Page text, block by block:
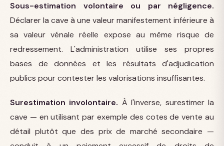
Sous-estimation volontaire ou par négligence.
Déclarer la cave à une valeur manifestement inférieure à
sa valeur vénale réelle expose au même risque de
redressement. L'administration utilise ses propres
bases de données et les résultats d'adjudication
publics pour contester les valorisations insuffisantes.
Surestimation involontaire. À l'inverse, surestimer la
cave — en utilisant par exemple des cotes de vente au
détail plutôt que des prix de marché secondaire —